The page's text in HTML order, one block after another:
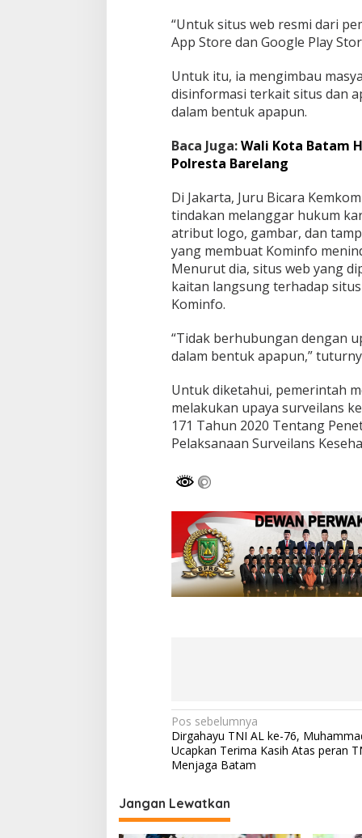
“Untuk situs web resmi dari
App Store dan Google Play
Untuk itu, ia mengimbau
disinformasi terkait situs dan
dalam bentuk apapun.
Baca Juga:Wali Kota Batam
Polresta Barelang
Di Jakarta, Juru Bicara
tindakan melanggar hukum
atribut logo, gambar, dan
yang membuat Kominfo
Menurut dia, situs web yang
kaitan langsung terhadap
Kominfo.
“Tidak berhubungan dengan
dalam bentuk apapun,”
Untuk diketahui, pemerintah
melakukan upaya surveilans
171 Tahun 2020 Tentang
Pelaksanaan Surveilans
N
a
v
i
g
Pos sebelumnya
Dirgahayu TNI AL ke-76,
Ucapkan Terima Kasih Atas peran
Menjaga Batam
Jangan Lewatkan